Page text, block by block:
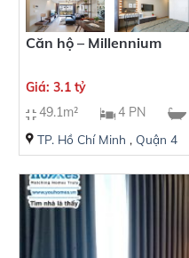
Căn hộ – Millennium
Giá: 3.1 tỷ
49.1m²
4 PN
TP. Hồ Chí Minh , Quận 4